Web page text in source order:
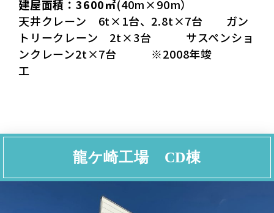
建屋面積：3600㎡(40m×90m）
天井クレーン 6t×1台、2.8t×7台 ガン
トリークレーン 2t×3台 サスペンショ
ンクレーン2t×7台 ※2008年竣
工
龍ケ崎工場 CD棟